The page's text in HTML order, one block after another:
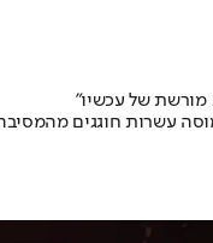
של עכשיו"
עשרות חוגגים